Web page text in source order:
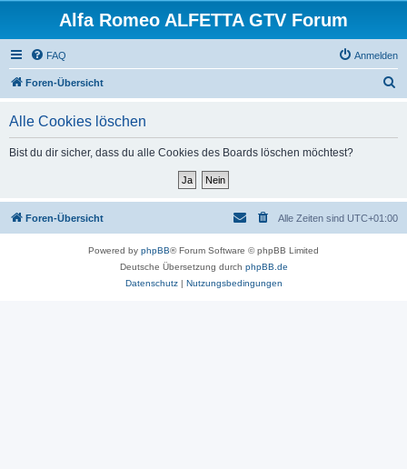
Alfa Romeo ALFETTA GTV Forum
FAQ Anmelden
Foren-Übersicht
Alle Cookies löschen
Bist du dir sicher, dass du alle Cookies des Boards löschen möchtest?
Foren-Übersicht Alle Zeiten sind UTC+01:00
Powered by phpBB® Forum Software © phpBB Limited
Deutsche Übersetzung durch phpBB.de
Datenschutz| Nutzungsbedingungen